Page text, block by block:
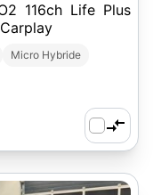
116ch Life Plus
Micro Hybride